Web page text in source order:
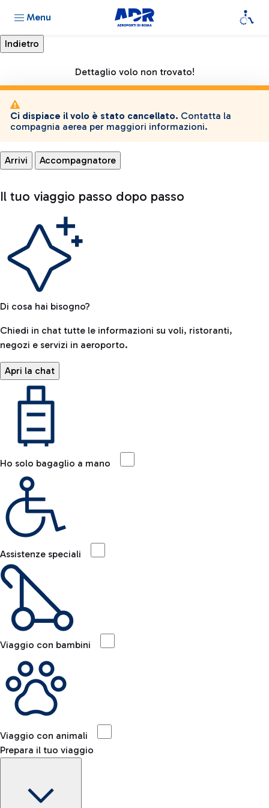
Menu
Dettaglio volo non trovato!
Ci dispiace il volo è stato cancellato. Contatta la
compagnia aerea per maggiori informazioni.
Arrivi Accompagnatore
Il tuo viaggio passo dopo passo
Di cosa hai bisogno?
Chiedi in chat tutte le informazioni su voli, ristoranti,
negozi e servizi in aeroporto.
Apri la chat
Ho solo bagaglio a mano
Assistenze speciali
Viaggio con bambini
Viaggio con animali
Prepara il tuo viaggio